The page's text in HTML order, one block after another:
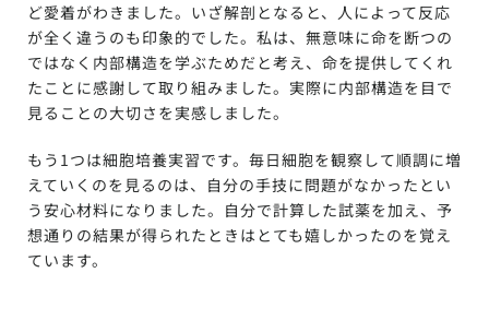
ど愛着がわきました。いざ解剖となると、人によって反応
が全く違うのも印象的でした。私は、無意味に命を断つの
ではなく内部構造を学ぶためだと考え、命を提供してくれ
たことに感謝して取り組みました。実際に内部構造を目で
見ることの大切さを実感しました。
もう1つは細胞培養実習です。毎日細胞を観察して順調に増
えていくのを見るのは、自分の手技に問題がなかったとい
う安心材料になりました。自分で計算した試薬を加え、予
想通りの結果が得られたときはとても嬉しかったのを覚え
ています。